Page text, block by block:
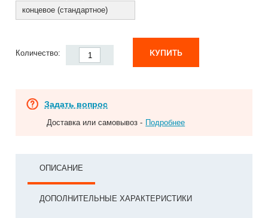
концевое (стандартное)
Количество: КУПИТЬ
Задать вопрос
Доставка или самовывоз - Подробнее
ОПИСАНИЕ
ДОПОЛНИТЕЛЬНЫЕ ХАРАКТЕРИСТИКИ